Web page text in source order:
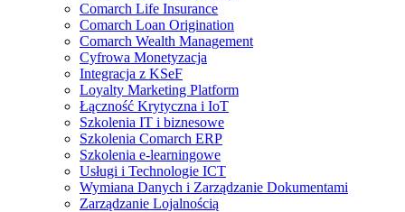
Comarch Life Insurance
Comarch Loan Origination
Comarch Wealth Management
Cyfrowa Monetyzacja
Integracja z KSeF
Loyalty Marketing Platform
Łączność Krytyczna i IoT
Szkolenia IT i biznesowe
Szkolenia Comarch ERP
Szkolenia e-learningowe
Usługi i Technologie ICT
Wymiana Danych i Zarządzanie Dokumentami
Zarządzanie Lojalnością